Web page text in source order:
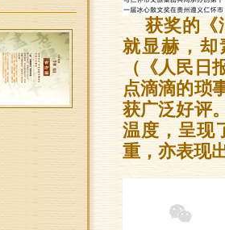
获奖的《
就显赫，却
（《人民日
点滴滴的琐
获广泛好评
温度，呈现
重，亦表现